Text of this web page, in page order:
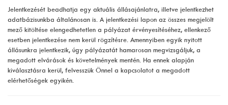
Jelentkezését beadhatja egy aktuális állásajánlatra, illetve jelentkezhet
adatbázisunkba általánosan is. A jelentkezési lapon az összes megjelölt
mező kitöltése elengedhetetlen a pályázat érvényesítéséhez, ellenkező
esetben jelentkezése nem kerül rögzítésre. Amennyiben egyik nyitott
állásunkra jelentkezik, úgy pályázatát hamarosan megvizsgáljuk, a
megadott elvárások és követelmények mentén. Ha ennek alapján
kiválasztásra kerül, felvesszük Önnel a kapcsolatot a megadott
elérhetőségek egyikén.